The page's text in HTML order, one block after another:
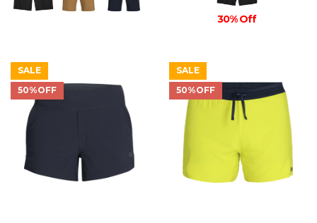
30% Off
SALE
50%OFF
SALE
50%OFF